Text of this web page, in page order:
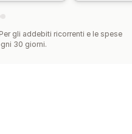
gli addebiti ricorrenti e le spese
30 giorni.